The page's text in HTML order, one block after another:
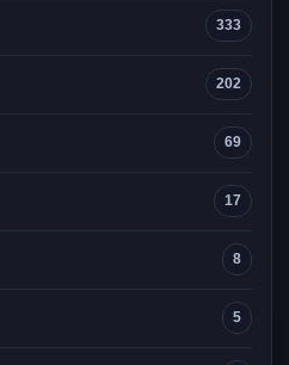
333
202
69
17
8
5